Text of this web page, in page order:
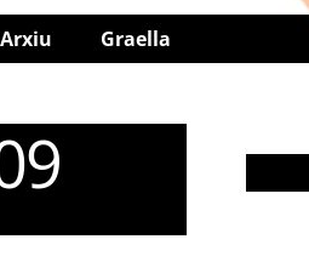
Arxiu Graella